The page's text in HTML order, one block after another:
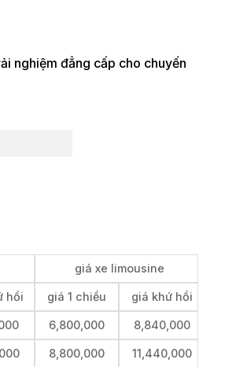
nghiệm đẳng cấp cho chuyến
giá xe limousine
hồi giá 1 chiều giá khứ hồi
6,800,000 8,840,000
8,800,000 11,440,000